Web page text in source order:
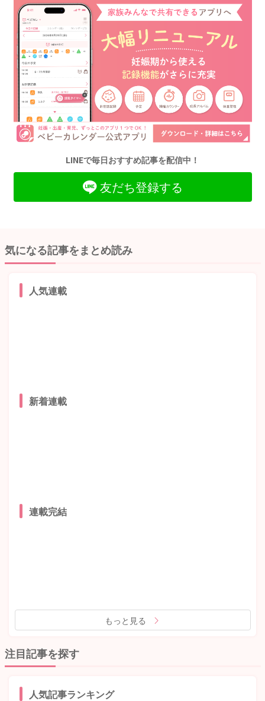
LINEで毎日おすすめ記事を配信中！
友だち登録する
気になる記事をまとめ読み
人気連載
新着連載
連載完結
もっと見る
注目記事を探す
人気記事ランキング